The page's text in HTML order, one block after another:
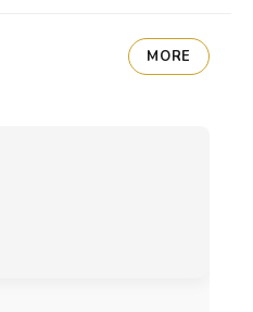
MORE